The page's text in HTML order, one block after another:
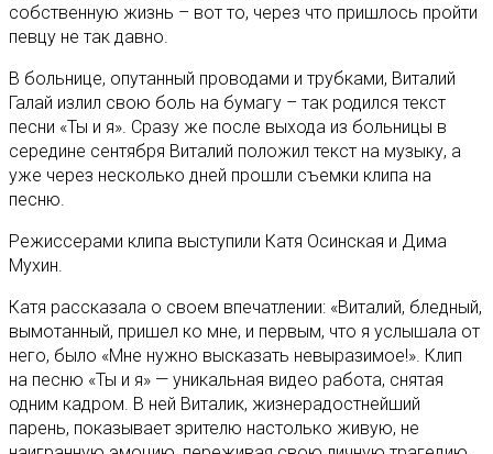
собственную жизнь – вот то, через что пришлось пройти
певцу не так давно.
В больнице, опутанный проводами и трубками, Виталий
Галай излил свою боль на бумагу – так родился текст
песни «Ты и я». Сразу же после выхода из больницы в
середине сентября Виталий положил текст на музыку, а
уже через несколько дней прошли съемки клипа на
песню.
Режиссерами клипа выступили Катя Осинская и Дима
Мухин.
Катя рассказала о своем впечатлении: «Виталий, бледный,
вымотанный, пришел ко мне, и первым, что я услышала от
него, было «Мне нужно высказать невыразимое!». Клип
на песню «Ты и я» — уникальная видео работа, снятая
одним кадром. В ней Виталик, жизнерадостнейший
парень, показывает зрителю настолько живую, не